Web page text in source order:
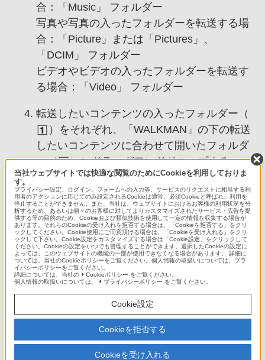
合：「Music」 フォルダー
写真や写真の入ったフォルダーを転送する場
合：「Picture」または「Pictures」、
「DCIM」 フォルダー
ビデオやビデオの入ったフォルダーを転送す
る場合：「Video」 フォルダー
転送したいコンテンツの入ったフォルダー（
）をそれぞれ、「WALKMAN」の下の転送
したいコンテンツに合わせて開いたフォルダ
ー（
）にドラッグアンドドロップする。
関連項目
パソコンにUSB接続する
パソコンから音楽/写真/ビデオを転送するときのご
注意
4-472-602-04(1)
Copyright 2013 Sony Marketing(Japan) Inc.
当社ウェブサイトでは快適な閲覧のためにCookieを利用しておりま
す。
プライバシー設定、ログイン、フォームへの入力等、サービスのリクエストに相当する利
用者のアクションに応じてのみ設定されるCookieは通常、必須Cookieと呼ばれ、利用を
停止することができません。また、当社は、ウェブサイトにおけるお客様の利用状況を分
析するため、あるいは個々のお客様に対してよりカスタマイズされたサービス・広告を提
供する等の目的のため、Cookieおよび類似技術を使用して一定の情報を収集する場合が
あります。それらのCookieの受け入れを拒否する場合は、「Cookieを拒否する」をクリ
ックしてください。Cookie使用にご同意頂ける場合は、「Cookieを受け入れる」をクリ
ックして下さい。Cookie設定をカスタマイズする場合は「Cookie設定」をクリックして
ください。Cookieの設定をいつでも管理することができます。選択したCookieの設定に
よっては、このウェブサイトの機能の一部が使用できなくなる場合があります。 詳細に
ついては、当社のCookieポリシーをご覧ください。個人情報の取扱いについては、プラ
イバシーポリシーをご覧ください。
詳細については、当社の
Cookieポリシー をご覧ください。
個人情報の取扱いについては、
プライバシーポリシー をご覧ください。
Cookie設定
Cookieを拒否する
Cookieを受け入れる